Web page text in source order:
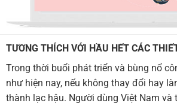
TƯƠNG THÍCH VỚI HẦU HẾT CÁC
Trong thời buổi phát triển và bùng nổ
như hiện nay, nếu không thay đổi hay
thành lạc hậu. Người dùng Việt Nam và